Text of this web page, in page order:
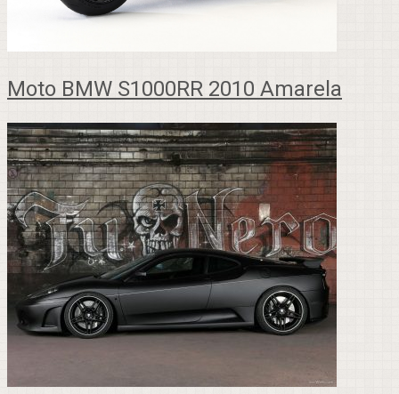
Moto BMW S1000RR 2010 Amarela